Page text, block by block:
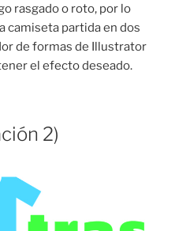
rasgado o roto, por lo
camiseta partida en dos
de formas de Illustrator
el efecto deseado.
2)